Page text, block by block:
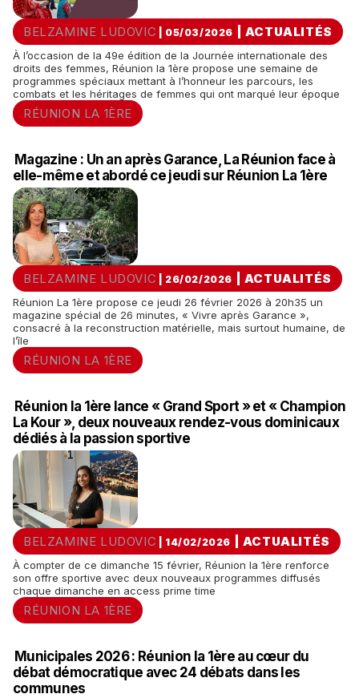
BELZAMINE LUDOVIC | 05/03/2026 ACTUALITÉS
À l’occasion de la 49e édition de la Journée internationale des
droits des femmes, Réunion la 1ère propose une semaine de
programmes spéciaux mettant à l’honneur les parcours, les
combats et les héritages de femmes qui ont marqué leur époque
RÉUNION LA 1ÈRE
Magazine : Un an après Garance, La Réunion face à
elle-même et abordé ce jeudi sur Réunion La 1ère
BELZAMINE LUDOVIC | 26/02/2026 ACTUALITÉS
Réunion La 1ère propose ce jeudi 26 février 2026 à 20h35 un
magazine spécial de 26 minutes, « Vivre après Garance »,
consacré à la reconstruction matérielle, mais surtout humaine, de
l’île
RÉUNION LA 1ÈRE
Réunion la 1ère lance « Grand Sport » et « Champion
La Kour », deux nouveaux rendez-vous dominicaux
dédiés à la passion sportive
BELZAMINE LUDOVIC | 14/02/2026 ACTUALITÉS
À compter de ce dimanche 15 février, Réunion la 1ère renforce
son offre sportive avec deux nouveaux programmes diffusés
chaque dimanche en access prime time
RÉUNION LA 1ÈRE
Municipales 2026 : Réunion la 1ère au cœur du
débat démocratique avec 24 débats dans les
communes